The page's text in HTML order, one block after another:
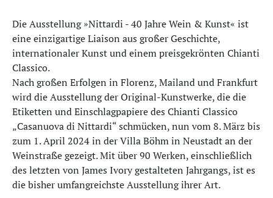
​Die Ausstellung »Nittardi - 40 Jahre Wein & Kunst« ist
eine einzigartige Liaison aus großer Geschichte,
internationaler Kunst und einem preisgekrönten Chianti
Classico.
Nach großen Erfolgen in Florenz, Mailand und Frankfurt
wird die Ausstellung der Original-Kunstwerke, die die
Etiketten und Einschlagpapiere des Chianti Classico
„Casanuova di Nittardi“ schmücken, nun vom 8. März bis
zum 1. April 2024 in der Villa Böhm in Neustadt an der
Weinstraße gezeigt. Mit über 90 Werken, einschließlich
des letzten von James Ivory gestalteten Jahrgangs, ist es
die bisher umfangreichste Ausstellung ihrer Art.